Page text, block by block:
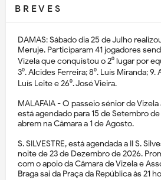
B R E V E S
DAMAS: Sábado dia 25 de Julho
Meruje. Participaram 41 jogadores
Vizela que conquistou o 2⁰ lugar por
3⁰. Alcides Ferreira; 8⁰. Luís Miranda; 9.
Luís Leite e 26⁰. José Vieira.
MALAFAIA - O passeio sénior de
está agendado para 15 de Setembro
abrem na Câmara a 1 de Agosto.
S. SILVESTRE, está agendada a II S.
noite de 23 de Dezembro de 2026.
com o apoio da Câmara de Vizela e
Braga sai da Praça da República às 21